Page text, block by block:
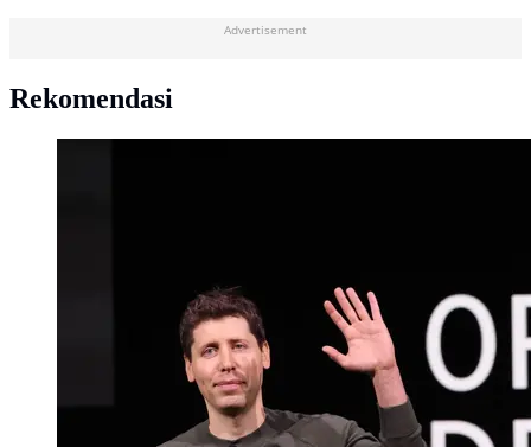
Advertisement
Rekomendasi